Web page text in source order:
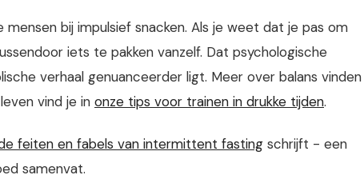
bij impulsief snacken. Als je weet dat je pas om
iets te pakken vanzelf. Dat psychologische
verhaal genuanceerder ligt. Meer over balans vinden
vind je in onze tips voor trainen in drukke tijden.
feiten en fabels van intermittent fasting schrijft - een
samenvat.